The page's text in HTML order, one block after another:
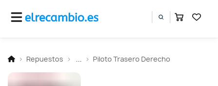
Repuestos Piloto Trasero Derecho